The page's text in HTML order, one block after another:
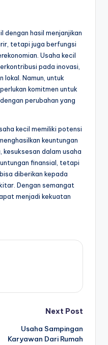
dengan hasil menjanjikan
tetapi juga berfungsi
Usaha kecil
pada inovasi,
lokal. Namun, untuk
komitmen untuk
perubahan yang
kecil memiliki potensi
keuntungan
kesuksesan dalam usaha
finansial, tetapi
diberikan kepada
Dengan semangat
menjadi kekuatan
Next Post
Usaha Sampingan
Karyawan Dari Rumah